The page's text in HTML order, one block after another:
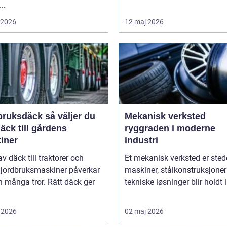
12 maj 2026
så väljer du
till gårdens
däck till traktorer och
påverkar
många tror. Rätt däck ger
Mekanisk verksted
ryggraden i moderne
industri
Et mekanisk verksted er
maskiner,
tekniske løsninger blir holdt
02 maj 2026